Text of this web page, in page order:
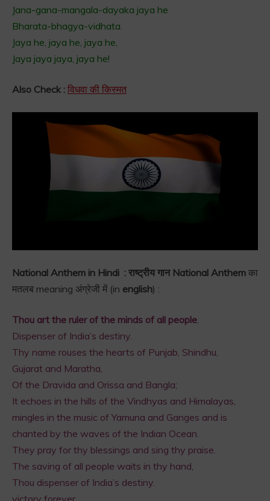
Jana-gana-mangala-dayaka jaya he
Bharata-bhagya-vidhata.
Jaya he, jaya he, jaya he,
Jaya jaya jaya, jaya he!
Also Check : विधवा की किस्मत
National Anthem in Hindi : राष्ट्रीय गान National Anthem का
मतलब meaning अंग्रेजी में (in english) :
Thou art the ruler of the minds of all people,
Dispenser of India’s destiny.
Thy name rouses the hearts of Punjab, Shindhu,
Gujarat and Maratha,
Of the Dravida and Orissa and Bangla;
It echoes in the hills of the Vindhyas and Himalayas,
mingles in the music of Yamuna and Ganges and is
chanted by the waves of the Indian Ocean.
They pray for thy blessings and sing thy praise.
The saving of all people waits in thy hand,
Thou dispenser of India’s destiny.